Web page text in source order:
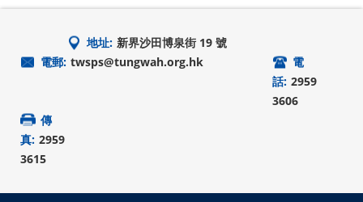
地址: 新界沙田博泉街 19 號
電郵: twsps@tungwah.org.hk
電
話: 2959
3606
傳
真: 2959
3615